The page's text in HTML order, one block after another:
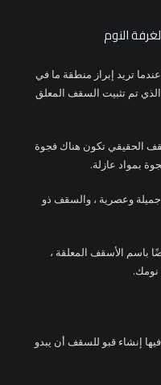
النوم
تريد إبراز منطقة ما في
تم تثبيت السقف المعلق
الحقيقي تكون هناك فجوة
بمواد عازلة.
وعصرية ، والسقف ذو
باسم الأسقف المعلقة ،
نومك.
إنشاء قبو للسقف أن يبدو